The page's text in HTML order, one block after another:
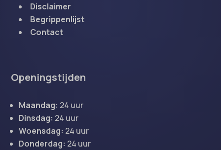
Disclaimer
Begrippenlijst
Contact
Openingstijden
Maandag: 24 uur
Dinsdag: 24 uur
Woensdag: 24 uur
Donderdag: 24 uur